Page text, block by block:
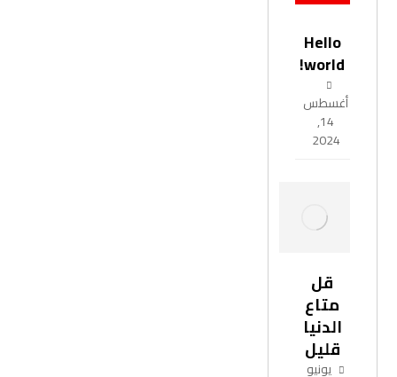
Hello
world!
أغسطس
14,
2024
قل
متاع
الدنيا
قليل
يونيو